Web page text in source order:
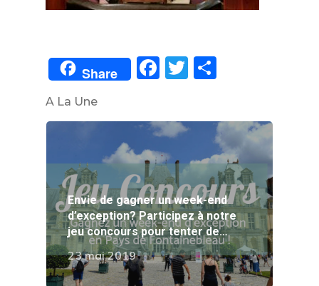
Share Facebook
Twitter
A La Une
Envie de gagner un week-end
d’exception? Participez à notre
jeu concours pour tenter de…
23 mai 2019